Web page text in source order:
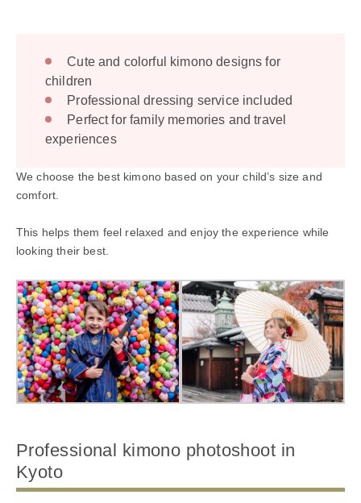
Cute and colorful kimono designs for
children
Professional dressing service included
Perfect for family memories and travel
experiences
We choose the best kimono based on your child’s size and
comfort.
This helps them feel relaxed and enjoy the experience while
looking their best.
Professional kimono photoshoot in
Kyoto